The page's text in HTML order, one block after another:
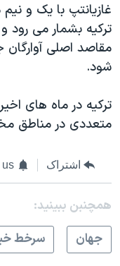
سفر پرزیدنت ترامپ
غازیانتپ با یک و
ترکیه بشمار می رود
مقاصد اصلی
شود.
ترکیه در ماه های
متعددی در مناطق
اشتراک us
همچنبن ببینید:
جهان
سرخط